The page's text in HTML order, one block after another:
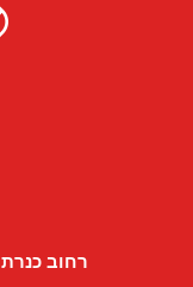
רחוב כנרת 15, בני-ברק 5120260 ישראל